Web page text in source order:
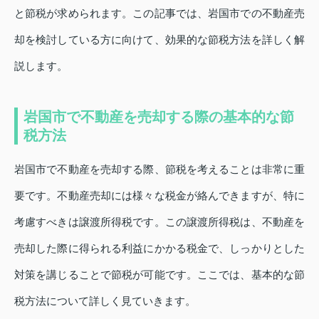
と節税が求められます。この記事では、岩国市での不動産売
却を検討している方に向けて、効果的な節税方法を詳しく解
説します。
岩国市で不動産を売却する際の基本的な節
税方法
岩国市で不動産を売却する際、節税を考えることは非常に重
要です。不動産売却には様々な税金が絡んできますが、特に
考慮すべきは譲渡所得税です。この譲渡所得税は、不動産を
売却した際に得られる利益にかかる税金で、しっかりとした
対策を講じることで節税が可能です。ここでは、基本的な節
税方法について詳しく見ていきます。